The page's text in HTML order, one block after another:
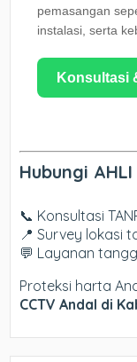
pemasangan
instalasi, serta
Konsultasi
Hubungi
📞 Konsultasi
📍 Survey lokasi
💬 Layanan
Proteksi harta
CCTV Andal di